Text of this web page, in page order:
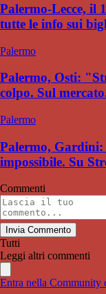
Palermo-Lecce, il
tutte le info sui
Palermo
Palermo, Osti:
colpo. Sul
Palermo
Palermo,
impossibile. Su
Commenti
Invia Commento
Tutti
Leggi altri commenti
Entra nella Community